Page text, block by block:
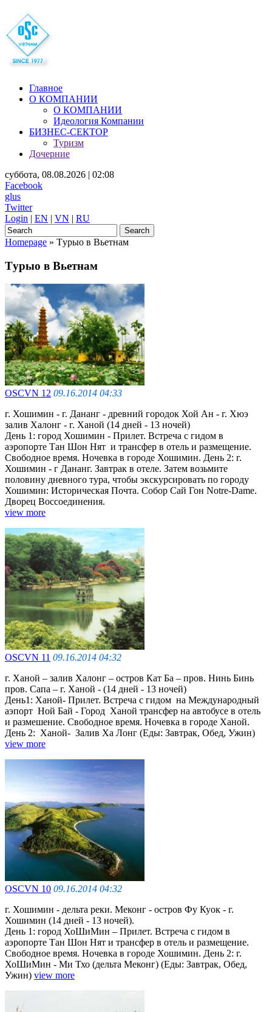
Главное
О КОМПАНИИ
О КОМПАНИИ
Идеология Компании
БИЗНЕС-СЕКТОР
Туризм
Дочерние
суббота, 08.08.2026 | 02:08
Facebook
glus
Twitter
Login | EN | VN | RU
Homepage » Tурыо в Вьетнам
Tурыо в Вьетнам
OSCVN 12 09.16.2014 04:33
г. Хошимин - г. Дананг - древний городoк Хой Ан - г. Хюэ
залив Халонг - г. Ханой (14 дней - 13 ночей)
День 1: город Хошимин - Прилет. Встреча с гидом в
аэропорте Тан Шон Нят и трансфер в отель и размещение.
Cвободное время. Ночевка в городе Хошимин. День 2: г.
Хошимин - г Дананг. Завтрак в отеле. Затем возьмите
половину дневного тура, чтобы экскурсировать по городу
Хошимин: Историческая Почта. Собор Сай Гон Notre-Dame.
Дворец Воссоединения.
view more
OSCVN 11 09.16.2014 04:32
г. Ханой – залив Халонг – остров Кат Ба – пров. Нинь Бинь
пров. Сапа – г. Ханой - (14 дней - 13 ночей)
День1: Ханой- Прилет. Встреча с гидом на Международный
аэпорт Ной Бай - Город Ханой трансфер на автобусе в отель
и размешение. Cвободное время. Ночевка в городе Ханой.
День 2: Ханой- Залив Ха Лонг (Еды: Завтрак, Обед, Ужин)
view more
OSCVN 10 09.16.2014 04:32
г. Хошимин - дельта реки. Меконг - остров Фу Куок - г.
Хошимин (14 дней - 13 ночей).
День 1: город ХоШиМин – Прилет. Встреча с гидом в
аэропорте Тан Шон Нят и трансфер в отель и размещение.
Cвободное время. Ночевка в городе Хошимин. День 2: г.
ХоШиМин - Ми Тхо (дельта Меконг) (Еды: Завтрак, Обед,
Ужин) view more